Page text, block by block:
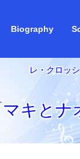
Biography
レ・クロッ
マキと